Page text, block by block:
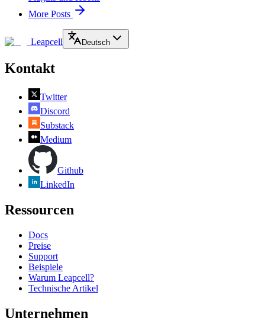
More Posts
Leapcell Deutsch
Kontakt
Twitter
Discord
Substack
Medium
Github
LinkedIn
Ressourcen
Docs
Preise
Support
Beispiele
Warum Leapcell?
Technische Artikel
Unternehmen